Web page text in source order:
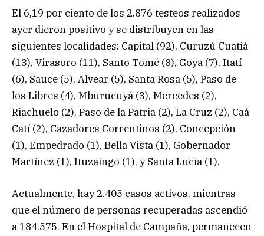
El 6,19 por ciento de los 2.876 testeos realizados
ayer dieron positivo y se distribuyen en las
siguientes localidades: Capital (92), Curuzú Cuatiá
(13), Virasoro (11), Santo Tomé (8), Goya (7), Itatí
(6), Sauce (5), Alvear (5), Santa Rosa (5), Paso de
los Libres (4), Mburucuyá (3), Mercedes (2),
Riachuelo (2), Paso de la Patria (2), La Cruz (2), Caá
Catí (2), Cazadores Correntinos (2), Concepción
(1), Empedrado (1), Bella Vista (1), Gobernador
Martínez (1), Ituzaingó (1), y Santa Lucía (1).
Actualmente, hay 2.405 casos activos, mientras
que el número de personas recuperadas ascendió
a 184.575. En el Hospital de Campaña, permanecen